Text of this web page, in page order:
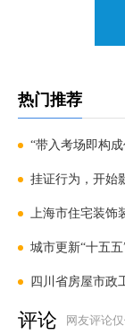
热门推荐
“带入考场即构
挂证行为，开始
上海市住宅装
城市更新“十五五
四川省房屋市政工
评论 网友评论